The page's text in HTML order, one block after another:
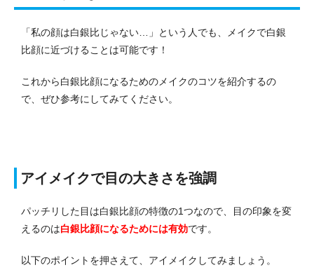
「私の顔は白銀比じゃない…」という人でも、メイクで白銀
比顔に近づけることは可能です！
これから白銀比顔になるためのメイクのコツを紹介するの
で、ぜひ参考にしてみてください。
アイメイクで目の大きさを強調
パッチリした目は白銀比顔の特徴の1つなので、目の印象を変
えるのは白銀比顔になるためには有効です。
以下のポイントを押さえて、アイメイクしてみましょう。